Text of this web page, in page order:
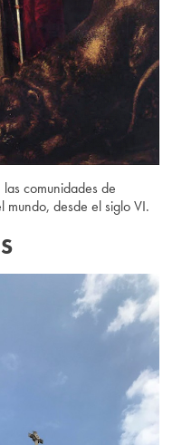
comunidades de
mundo, desde el siglo VI.